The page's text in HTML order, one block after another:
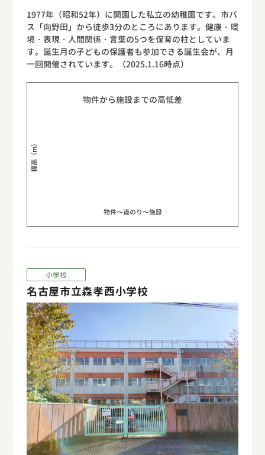
1977年（昭和52年）に開園した私立の幼稚園です。市バ
ス「向野田」から徒歩3分のところにあります。健康・環
境・表現・人間関係・言葉の5つを保育の柱としていま
す。誕生月の子どもの保護者も参加できる誕生会が、月
一回開催されています。（2025.1.16時点）
物件から施設までの高低差
標高（m）
物件〜道のり〜施設
小学校
名古屋市立森孝西小学校